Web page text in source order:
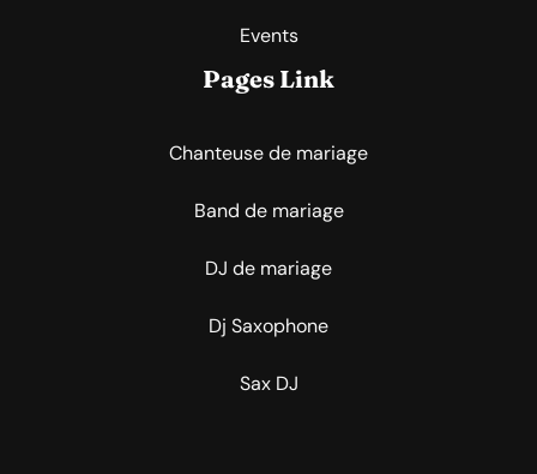
Events
Pages Link
Chanteuse de mariage
Band de mariage
DJ de mariage
Dj Saxophone
Sax DJ